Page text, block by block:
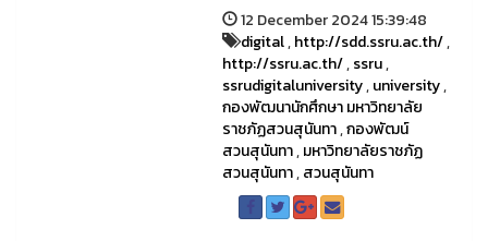
12 December 2024 15:39:48
digital,http://sdd.ssru.ac.th/,
http://ssru.ac.th/,ssru,
ssrudigitaluniversity,university,
กองพัฒนานักศึกษา มหาวิทยาลัย
ราชภัฏสวนสุนันทา,กองพัฒน์
สวนสุนันทา,มหาวิทยาลัยราชภัฏ
สวนสุนันทา,สวนสุนันทา